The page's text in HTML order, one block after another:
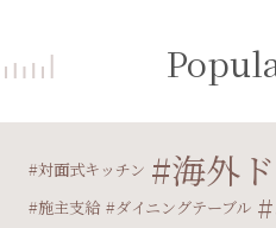
対面式キッチン 海外
施主支給 ダイニングテーブル